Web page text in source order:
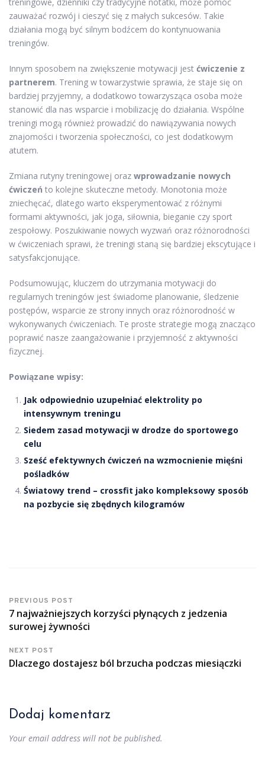
zauważać rozwój i cieszyć się z małych sukcesów. Takie
działania mogą być silnym bodźcem do kontynuowania
treningów.
Innym sposobem na zwiększenie motywacji jest ćwiczenie z
partnerem. Trening w towarzystwie sprawia, że staje się on
bardziej przyjemny, a dodatkowo towarzysząca osoba może
stanowić dla nas wsparcie i mobilizację do działania. Wspólne
treningi mogą również prowadzić do nawiązywania nowych
znajomości i tworzenia społeczności, co jest dodatkowym
atutem.
Zmiana rutyny treningowej oraz wprowadzanie nowych
ćwiczeń to kolejne skuteczne metody. Monotonia może
zniechęcać, dlatego warto eksperymentować z różnymi
formami aktywności, jak joga, siłownia, bieganie czy sport
zespołowy. Poszukiwanie nowych wyzwań oraz różnorodności
w ćwiczeniach sprawi, że treningi staną się bardziej ekscytujące i
satysfakcjonujące.
Podsumowując, kluczem do utrzymania motywacji do
regularnych treningów jest świadome planowanie, śledzenie
postępów, wsparcie ze strony innych oraz różnorodność w
wykonywanych ćwiczeniach. Te proste strategie mogą znacząco
poprawić nasze zaangażowanie i przyjemność z aktywności
fizycznej.
Powiązane wpisy:
Jak odpowiednio uzupełniać elektrolity po
intensywnym treningu
Siedem zasad motywacji w drodze do sportowego
celu
Sześć efektywnych ćwiczeń na wzmocnienie mięśni
pośladków
Światowy trend – crossfit jako kompleksowy sposób
na pozbycie się zbędnych kilogramów
PREVIOUS POST
7 najważniejszych korzyści płynących z jedzenia
surowej żywności
NEXT POST
Dlaczego dostajesz ból brzucha podczas miesiączki
Dodaj komentarz
Your email address will not be published.